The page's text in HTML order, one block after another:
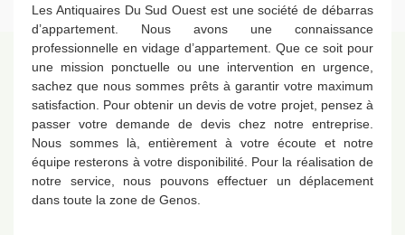
Les Antiquaires Du Sud Ouest est une société de débarras
d’appartement. Nous avons une connaissance
professionnelle en vidage d’appartement. Que ce soit pour
une mission ponctuelle ou une intervention en urgence,
sachez que nous sommes prêts à garantir votre maximum
satisfaction. Pour obtenir un devis de votre projet, pensez à
passer votre demande de devis chez notre entreprise.
Nous sommes là, entièrement à votre écoute et notre
équipe resterons à votre disponibilité. Pour la réalisation de
notre service, nous pouvons effectuer un déplacement
dans toute la zone de Genos.